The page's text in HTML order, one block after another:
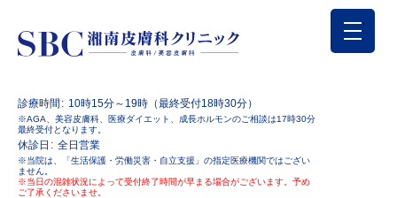
診療時間 10時15分～19時（最終受付18時30分）
※AGA、美容皮膚科、医療ダイエット、成長ホルモンのご相談は17時30分
最終受付となります。
休診日 全日営業
※当院は、「生活保護・労働災害・自立支援」の指定医療機関ではござい
ません。
※当日の混雑状況によって受付終了時間が早まる場合がございます。予め
ご了承くださいませ。